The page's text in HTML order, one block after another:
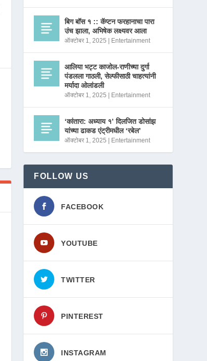
बिग बॉस १ :: कॅप्टन फरहानाचा पारा
उंच झाला, अभिषेक लक्ष्यवर आला
ऑक्टोबर 1, 2025 Entertainment
आलिया भट्ट काजोल-राणीच्या दुर्गा
पंडलला गाठली, सेल्फीसाठी चाहत्यांनी
मर्यादा ओलांडली
ऑक्टोबर 1, 2025 Entertainment
‘कांतारा: अध्याय १’ दिलजित डोसांझ
यांच्या ढाकड एंट्रीमधील ‘रबेल’
ऑक्टोबर 1, 2025 Entertainment
FOLLOW US
FACEBOOK
YOUTUBE
TWITTER
PINTEREST
INSTAGRAM